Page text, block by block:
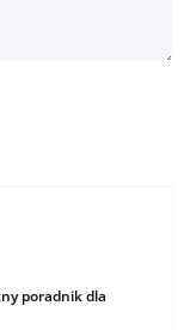
poradnik dla